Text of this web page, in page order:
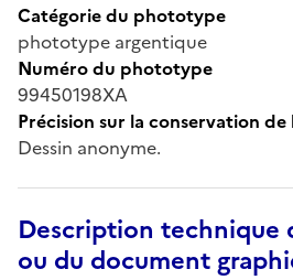
Catégorie du phototype
phototype argentique
Numéro du phototype
99450198XA
Précision sur la conservation
Dessin anonyme.
Description technique
ou du document